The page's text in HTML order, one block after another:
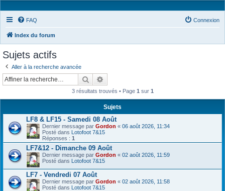
FAQ Connexion
Index du forum
Sujets actifs
Aller à la recherche avancée
Rechercher
3 résultats trouvés • Page 1 sur 1
Sujets
LF8 & LF15 - Samedi 08 Août
Dernier message par Gordon « 06 août 2026, 11:34
Posté dans Lotofoot 7&15
Réponses : 1
LF7&12 - Dimanche 09 Août
Dernier message par Gordon « 02 août 2026, 11:59
Posté dans Lotofoot 7&15
LF7 - Vendredi 07 Août
Dernier message par Gordon « 02 août 2026, 11:58
Posté dans Lotofoot 7&15